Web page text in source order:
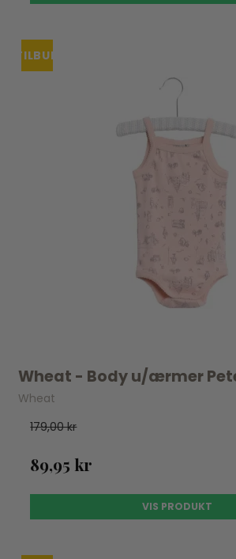
TILBUD
Wheat - Body u/ærmer
Wheat
179,00 kr
89,95 kr
VIS PRODUKT